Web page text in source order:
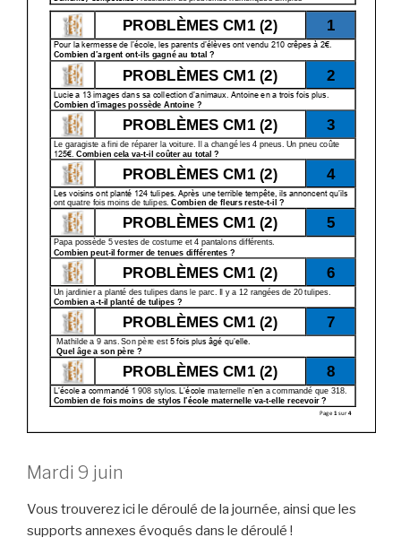
Mardi 9 juin
Vous trouverez ici le déroulé de la journée, ainsi que les
supports annexes évoqués dans le déroulé !